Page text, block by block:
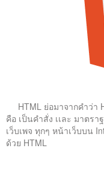
HTML ย่อมาจากคำว่า
คือ เป็นคำสั่ง เเละ มาตร
เว็บเพจ ทุกๆ หน้าเว็บบน
ด้วย HTML